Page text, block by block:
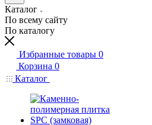
Каталог
По всему сайту
По каталогу
Избранные товары 0
Корзина 0
Каталог